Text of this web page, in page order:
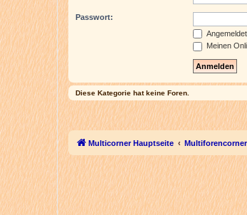
Passwort:
Meinen
Diese Kategorie hat keine Foren.
Multicorner Hauptseite